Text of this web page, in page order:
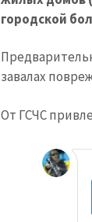
городской
завалах
От ГСЧС